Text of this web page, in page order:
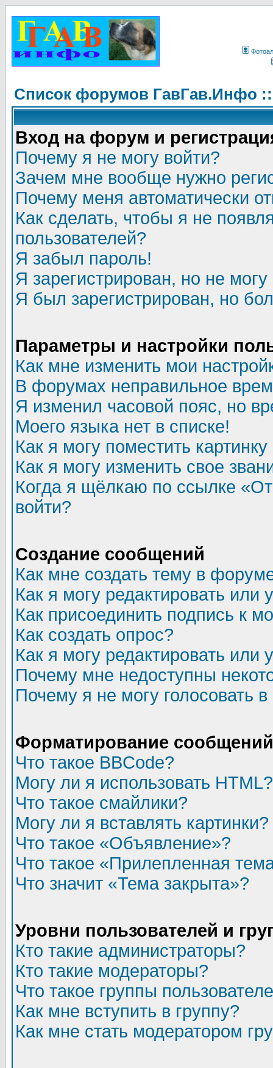
Список форумов ГавГав.Инфо
Вход на форум и
Почему я не могу войти?
Зачем мне вообще нужно
Почему меня автоматически
Как сделать, чтобы я не
пользователей?
Я забыл пароль!
Я зарегистрирован, но не могу
Я был зарегистрирован, но
Параметры и настройки
Как мне изменить мои
В форумах неправильное
Я изменил часовой пояс, но
Моего языка нет в списке!
Как я могу поместить
Как я могу изменить свое
Когда я щёлкаю по ссылке
войти?
Создание сообщений
Как мне создать тему в
Как я могу редактировать или
Как присоединить подпись к
Как создать опрос?
Как я могу редактировать или
Почему мне недоступны
Почему я не могу голосовать
Форматирование
Что такое BBCode?
Могу ли я использовать HTML?
Что такое смайлики?
Могу ли я вставлять картинки?
Что такое «Объявление»?
Что такое «Прилепленная
Что значит «Тема закрыта»?
Уровни пользователей и
Кто такие администраторы?
Кто такие модераторы?
Что такое группы
Как мне вступить в группу?
Как мне стать модератором